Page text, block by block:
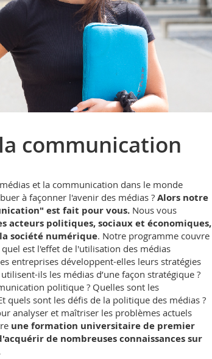
communication
et la communication dans le monde
à façonner l'avenir des médias ? Alors notre
est fait pour vous. Nous vous
acteurs politiques, sociaux et économiques,
société numérique. Notre programme couvre
est l'effet de l'utilisation des médias
entreprises développent-elles leurs stratégies
ils les médias d’une façon stratégique ?
politique ? Quelles sont les
quels sont les défis de la politique des médias ?
analyser et maîtriser les problèmes actuels
une formation universitaire de premier
de nombreuses connaissances sur